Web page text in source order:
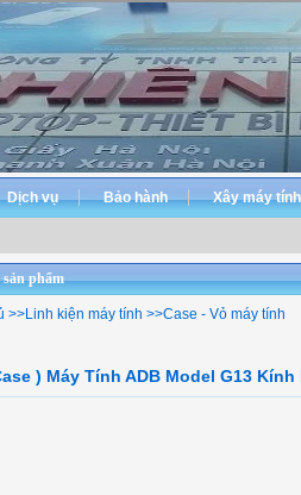
Dịch vụ Bảo hành Xây máy tính
phẩm
>>Linh kiện máy tính >>Case - Vỏ máy tính
) Máy Tính ADB Model G13